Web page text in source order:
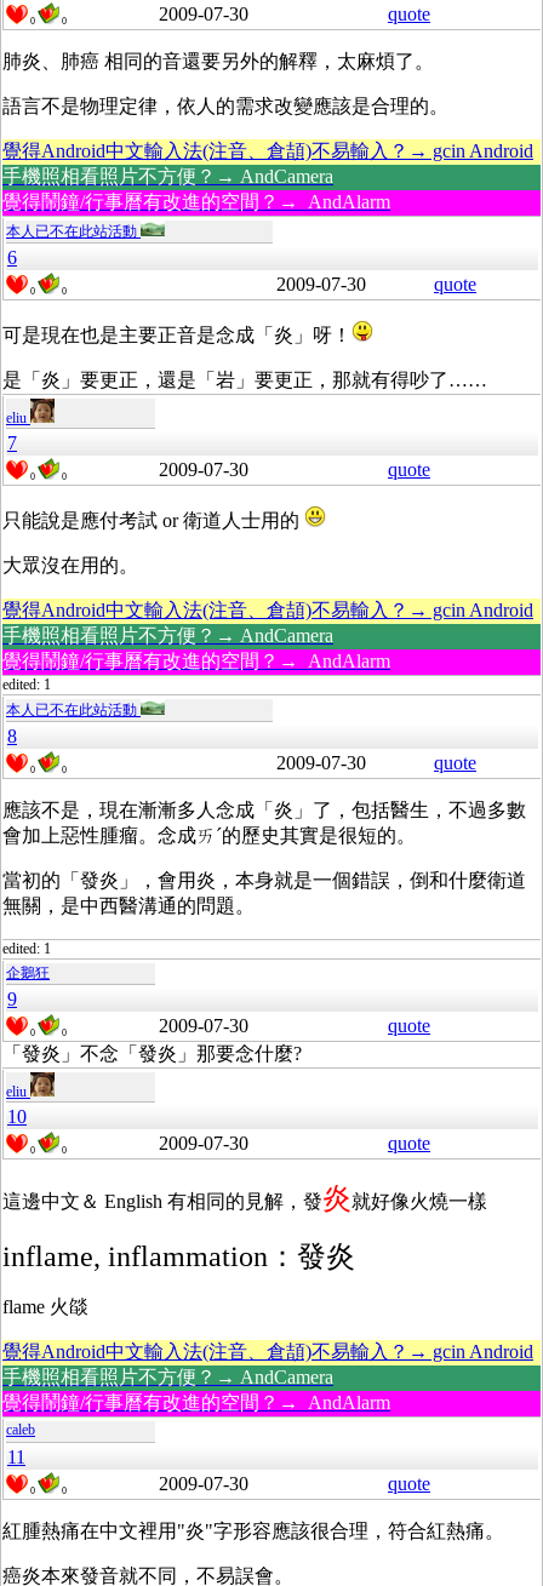
0 0 2009-07-30 quote
肺炎、肺癌 相同的音還要另外的解釋，太麻煩了。
語言不是物理定律，依人的需求改變應該是合理的。
覺得Android中文輸入法(注音、倉頡)不易輸入？→ gcin Android
手機照相看照片不方便？→ AndCamera
覺得鬧鐘/行事曆有改進的空間？→ AndAlarm
本人已不在此站活動
6
0 0 2009-07-30 quote
可是現在也是主要正音是念成「炎」呀！
是「炎」要更正，還是「岩」要更正，那就有得吵了……
eliu
7
0 0 2009-07-30 quote
只能說是應付考試 or 衛道人士用的
大眾沒在用的。
覺得Android中文輸入法(注音、倉頡)不易輸入？→ gcin Android
手機照相看照片不方便？→ AndCamera
覺得鬧鐘/行事曆有改進的空間？→ AndAlarm
edited: 1
本人已不在此站活動
8
0 0 2009-07-30 quote
應該不是，現在漸漸多人念成「炎」了，包括醫生，不過多數
會加上惡性腫瘤。念成ㄞˊ的歷史其實是很短的。
當初的「發炎」，會用炎，本身就是一個錯誤，倒和什麼衛道
無關，是中西醫溝通的問題。
edited: 1
企鵝狂
9
0 0 2009-07-30
quote
「發炎」不念「發炎」那要念什麼?
eliu
10
0 0 2009-07-30 quote
這邊中文＆ English 有相同的見解，發炎就好像火燒一樣
inflame, inflammation：發炎
flame 火燄
覺得Android中文輸入法(注音、倉頡)不易輸入？→ gcin Android
手機照相看照片不方便？→ AndCamera
覺得鬧鐘/行事曆有改進的空間？→ AndAlarm
caleb
11
0 0 2009-07-30 quote
紅腫熱痛在中文裡用"炎"字形容應該很合理，符合紅熱痛。
癌炎本來發音就不同，不易誤會。